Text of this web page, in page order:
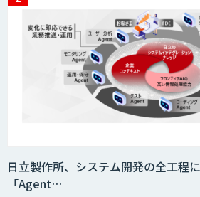
日立製作所、システム開発の全工程
「Agent…